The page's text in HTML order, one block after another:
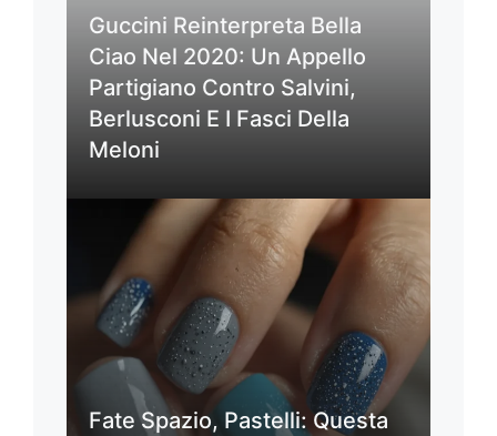
Guccini Reinterpreta Bella
Ciao Nel 2020: Un Appello
Partigiano Contro Salvini,
Berlusconi E I Fasci Della
Meloni
Fate Spazio, Pastelli: Questa